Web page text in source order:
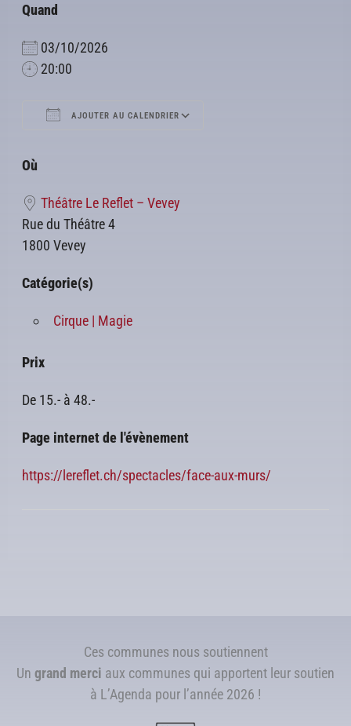
Quand
03/10/2026
20:00
AJOUTER AU CALENDRIER
Où
Théâtre Le Reflet – Vevey
Rue du Théâtre 4
1800 Vevey
Catégorie(s)
Cirque | Magie
Prix
De 15.- à 48.-
Page internet de l'évènement
https://lereflet.ch/spectacles/face-aux-murs/
Ces communes nous soutiennent
Un grand merci aux communes qui apportent leur soutien
à L’Agenda pour l’année 2026 !